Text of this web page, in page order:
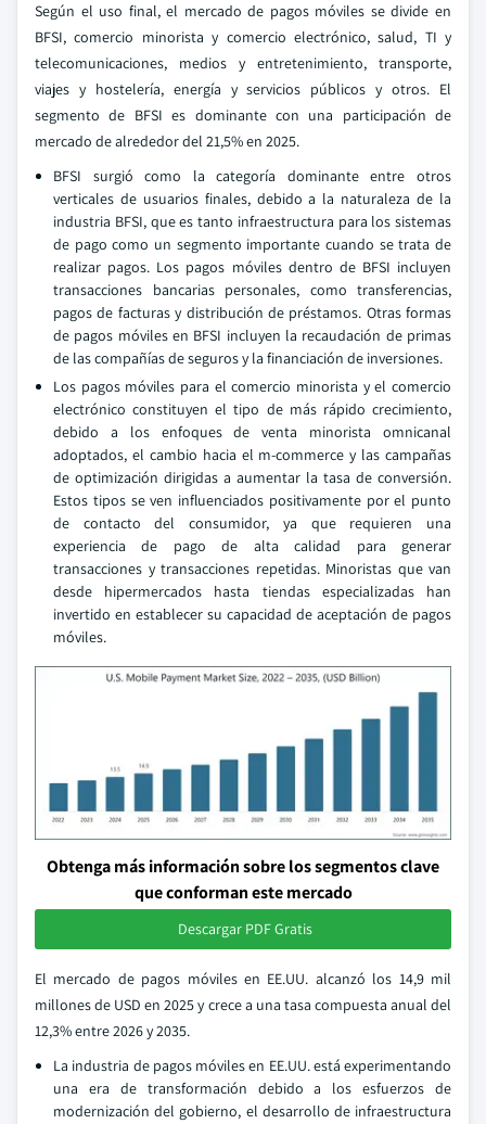
Según el uso final, el mercado de pagos móviles se divide en
BFSI, comercio minorista y comercio electrónico, salud, TI y
telecomunicaciones, medios y entretenimiento, transporte,
viajes y hostelería, energía y servicios públicos y otros. El
segmento de BFSI es dominante con una participación de
mercado de alrededor del 21,5% en 2025.
BFSI surgió como la categoría dominante entre otros
verticales de usuarios finales, debido a la naturaleza de la
industria BFSI, que es tanto infraestructura para los sistemas
de pago como un segmento importante cuando se trata de
realizar pagos. Los pagos móviles dentro de BFSI incluyen
transacciones bancarias personales, como transferencias,
pagos de facturas y distribución de préstamos. Otras formas
de pagos móviles en BFSI incluyen la recaudación de primas
de las compañías de seguros y la financiación de inversiones.
Los pagos móviles para el comercio minorista y el comercio
electrónico constituyen el tipo de más rápido crecimiento,
debido a los enfoques de venta minorista omnicanal
adoptados, el cambio hacia el m-commerce y las campañas
de optimización dirigidas a aumentar la tasa de conversión.
Estos tipos se ven influenciados positivamente por el punto
de contacto del consumidor, ya que requieren una
experiencia de pago de alta calidad para generar
transacciones y transacciones repetidas. Minoristas que van
desde hipermercados hasta tiendas especializadas han
invertido en establecer su capacidad de aceptación de pagos
móviles.
Obtenga más información sobre los segmentos clave
que conforman este mercado
Descargar PDF Gratis
El mercado de pagos móviles en EE.UU. alcanzó los 14,9 mil
millones de USD en 2025 y crece a una tasa compuesta anual del
12,3% entre 2026 y 2035.
La industria de pagos móviles en EE.UU. está experimentando
una era de transformación debido a los esfuerzos de
modernización del gobierno, el desarrollo de infraestructura